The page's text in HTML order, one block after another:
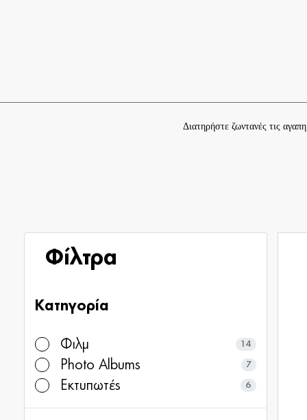
Διατηρήστε ζωντανές τις
Φίλτρα
Κατηγορία
Φιλμ 14
Photo Albums 7
Εκτυπωτές 6